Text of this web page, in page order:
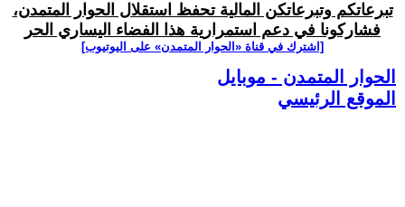
تبرعاتكم وتبرعاتكن المالية تحفظ استقلال الحوار المتمدن،
فشاركونا في دعم استمرارية هذا الفضاء اليساري الحر
[اشترك في قناة ‫«الحوار المتمدن» على اليوتيوب]
الحوار المتمدن - موبايل
الموقع الرئيسي